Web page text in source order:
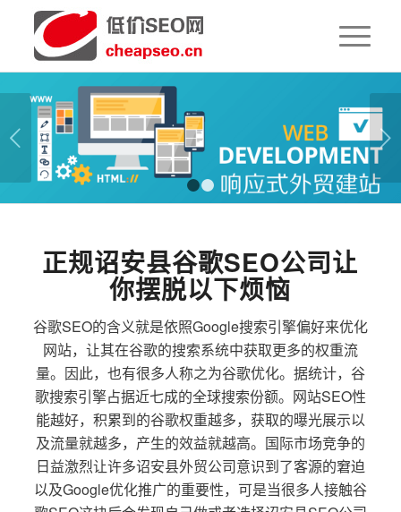
下一页
1 2
正规诏安县谷歌SEO公司让
你摆脱以下烦恼
谷歌SEO的含义就是依照Google搜索引擎偏好来优化
网站，让其在谷歌的搜索系统中获取更多的权重流
量。因此，也有很多人称之为谷歌优化。据统计，谷
歌搜索引擎占据近七成的全球搜索份额。网站SEO性
能越好，积累到的谷歌权重越多，获取的曝光展示以
及流量就越多，产生的效益就越高。国际市场竞争的
日益激烈让许多诏安县外贸公司意识到了客源的窘迫
以及Google优化推广的重要性，可是当很多人接触谷